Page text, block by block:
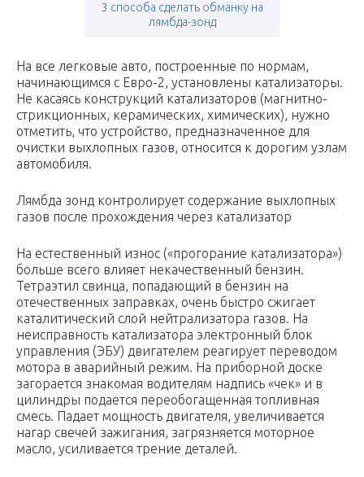
3 способа сделать обманку на
лямбда-зонд
На все легковые авто, построенные по нормам,
начинающимся с Евро-2, установлены катализаторы.
Не касаясь конструкций катализаторов (магнитно-
стрикционных, керамических, химических), нужно
отметить, что устройство, предназначенное для
очистки выхлопных газов, относится к дорогим узлам
автомобиля.
Лямбда зонд контролирует содержание выхлопных
газов после прохождения через катализатор
На естественный износ («прогорание катализатора»)
больше всего влияет некачественный бензин.
Тетраэтил свинца, попадающий в бензин на
отечественных заправках, очень быстро сжигает
каталитический слой нейтрализатора газов. На
неисправность катализатора электронный блок
управления (ЭБУ) двигателем реагирует переводом
мотора в аварийный режим. На приборной доске
загорается знакомая водителям надпись «чек» и в
цилиндры подается переобогащенная топливная
смесь. Падает мощность двигателя, увеличивается
нагар свечей зажигания, загрязняется моторное
масло, усиливается трение деталей.